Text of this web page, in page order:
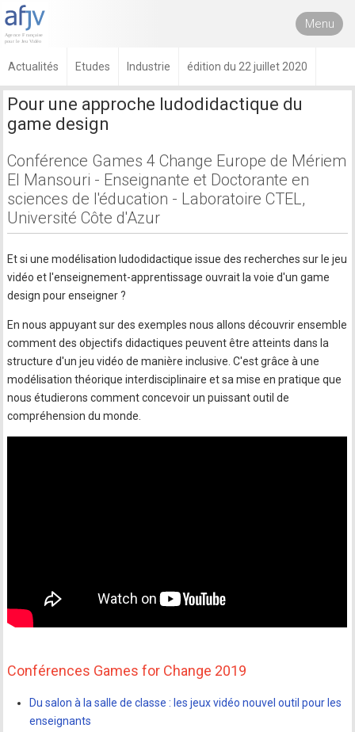
Menu
Actualités Etudes Industrie édition du 22 juillet 2020
Pour une approche ludodidactique du
game design
Conférence Games 4 Change Europe de Mériem
El Mansouri - Enseignante et Doctorante en
sciences de l'éducation - Laboratoire CTEL,
Université Côte d'Azur
Et si une modélisation ludodidactique issue des recherches sur le jeu
vidéo et l'enseignement-apprentissage ouvrait la voie d'un game
design pour enseigner ?
En nous appuyant sur des exemples nous allons découvrir ensemble
comment des objectifs didactiques peuvent être atteints dans la
structure d'un jeu vidéo de manière inclusive. C'est grâce à une
modélisation théorique interdisciplinaire et sa mise en pratique que
nous étudierons comment concevoir un puissant outil de
compréhension du monde.
Conférences Games for Change 2019
Du salon à la salle de classe : les jeux vidéo nouvel outil pour les
enseignants